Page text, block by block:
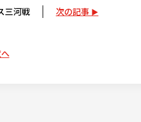
三河戦 次の記事